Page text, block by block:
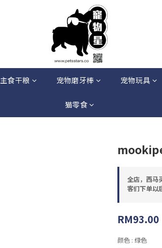
主食干粮 宠物磨牙棒 宠物玩具
猫零食
全店，西马
客们下单以
RM93.00
颜色 : 绿色